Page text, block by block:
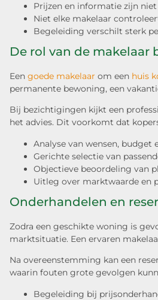
Prijzen en informatie zijn
Niet elke makelaar
Begeleiding verschilt sterk
De rol van de makelaar
Een goede makelaar om een huis
permanente bewoning, een
Bij bezichtigingen kijkt een
het advies. Dit voorkomt dat
Analyse van wensen, budget
Gerichte selectie van
Objectieve beoordeling van
Uitleg over marktwaarde en
Onderhandelen en
Zodra een geschikte woning is
marktsituatie. Een ervaren
Na overeenstemming kan een
waarin fouten grote gevolgen
Begeleiding bij